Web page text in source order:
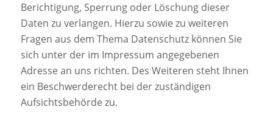
Berichtigung, Sperrung oder Löschung dieser
Daten zu verlangen. Hierzu sowie zu weiteren
Fragen aus dem Thema Datenschutz können Sie
sich unter der im Impressum angegebenen
Adresse an uns richten. Des Weiteren steht Ihnen
ein Beschwerderecht bei der zuständigen
Aufsichtsbehörde zu.